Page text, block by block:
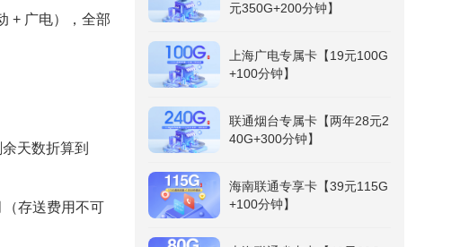
+ 广电），全部
天数折算到
存送费用不可
元350G+200分钟】
上海广电专属卡【19元100G
+100分钟】
联通烟台专属卡【两年28元2
40G+300分钟】
海南联通专享卡【39元115G
+100分钟】